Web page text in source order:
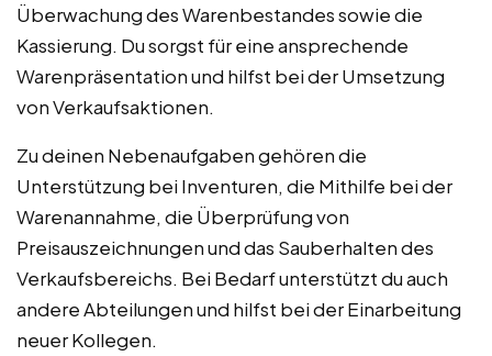
Überwachung des Warenbestandes sowie die
Kassierung. Du sorgst für eine ansprechende
Warenpräsentation und hilfst bei der Umsetzung
von Verkaufsaktionen.
Zu deinen Nebenaufgaben gehören die
Unterstützung bei Inventuren, die Mithilfe bei der
Warenannahme, die Überprüfung von
Preisauszeichnungen und das Sauberhalten des
Verkaufsbereichs. Bei Bedarf unterstützt du auch
andere Abteilungen und hilfst bei der Einarbeitung
neuer Kollegen.